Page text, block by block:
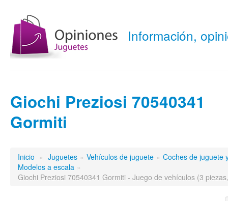
Información,
Giochi Preziosi 70540341
Gormiti
Inicio » Juguetes » Vehículos de juguete » Coches de juguete
Modelos a escala »
Giochi Preziosi 70540341 Gormiti - Juego de vehículos (3